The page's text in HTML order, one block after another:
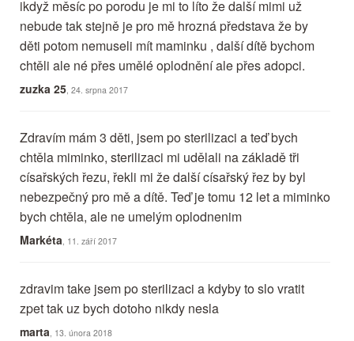
ikdyž měsíc po porodu je mi to líto že další mimi už
nebude tak stejně je pro mě hrozná představa že by
děti potom nemuseli mít maminku , další dítě bychom
chtěli ale né přes umělé oplodnění ale přes adopci.
zuzka 25 , 24. srpna 2017
Zdravím mám 3 děti, jsem po sterilizaci a teď bych
chtěla miminko, sterilizaci mi udělali na základě tři
císařských řezu, řekli mi že další císařský řez by byl
nebezpečný pro mě a dítě. Teď je tomu 12 let a miminko
bych chtěla, ale ne umelým oplodnenim
Markéta , 11. září 2017
zdravim take jsem po sterilizaci a kdyby to slo vratit
zpet tak uz bych dotoho nikdy nesla
marta , 13. února 2018